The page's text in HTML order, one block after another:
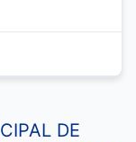
DE